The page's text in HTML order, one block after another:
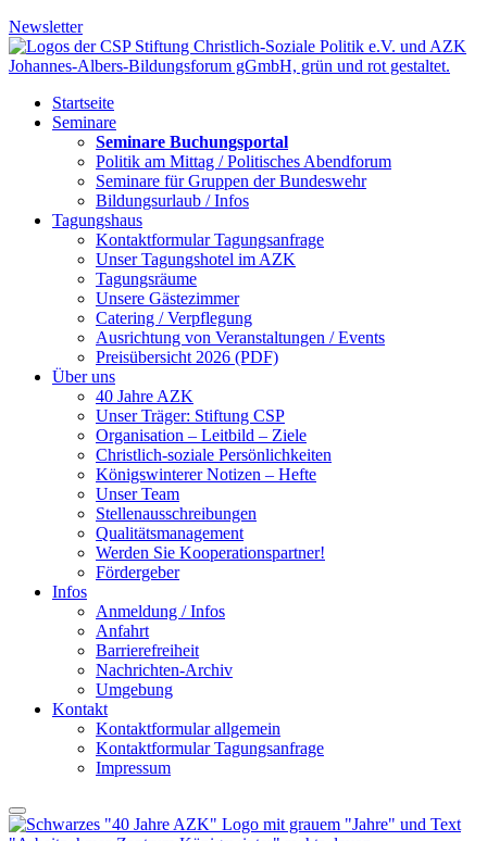
Newsletter
Startseite
Seminare
Seminare Buchungsportal
Politik am Mittag / Politisches Abendforum
Seminare für Gruppen der Bundeswehr
Bildungsurlaub / Infos
Tagungshaus
Kontaktformular Tagungsanfrage
Unser Tagungshotel im AZK
Tagungsräume
Unsere Gästezimmer
Catering / Verpflegung
Ausrichtung von Veranstaltungen / Events
Preisübersicht 2026 (PDF)
Über uns
40 Jahre AZK
Unser Träger: Stiftung CSP
Organisation – Leitbild – Ziele
Christlich-soziale Persönlichkeiten
Königswinterer Notizen – Hefte
Unser Team
Stellenausschreibungen
Qualitätsmanagement
Werden Sie Kooperationspartner!
Fördergeber
Infos
Anmeldung / Infos
Anfahrt
Barrierefreiheit
Nachrichten-Archiv
Umgebung
Kontakt
Kontaktformular allgemein
Kontaktformular Tagungsanfrage
Impressum